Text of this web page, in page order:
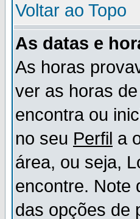
Voltar ao Topo
As datas e
As horas
ver as horas
encontra ou
no seu Perfil a
área, ou seja,
encontre. Note
das opções de